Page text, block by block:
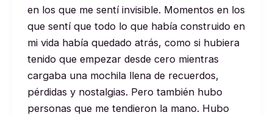
en los que me sentí invisible. Momentos en los
que sentí que todo lo que había construido en
mi vida había quedado atrás, como si hubiera
tenido que empezar desde cero mientras
cargaba una mochila llena de recuerdos,
pérdidas y nostalgias. Pero también hubo
personas que me tendieron la mano. Hubo